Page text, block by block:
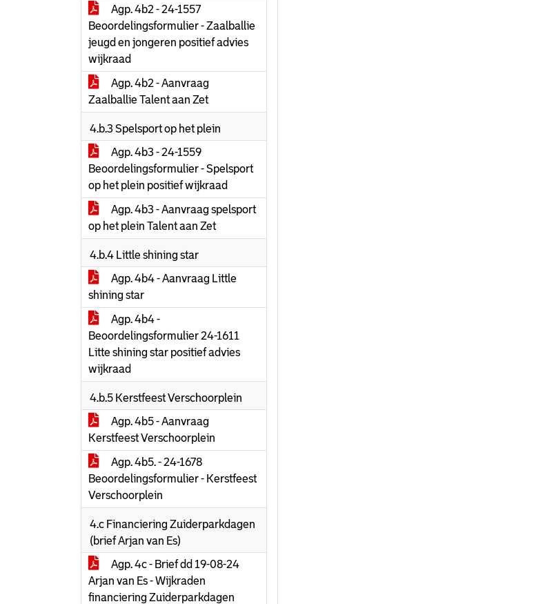
Agp. 4b2 - 24-1557
Beoordelingsformulier - Zaalballie
jeugd en jongeren positief advies
wijkraad
Agp. 4b2 - Aanvraag
Zaalballie Talent aan Zet
4.b.3 Spelsport op het plein
Agp. 4b3 - 24-1559
Beoordelingsformulier - Spelsport
op het plein positief wijkraad
Agp. 4b3 - Aanvraag spelsport
op het plein Talent aan Zet
4.b.4 Little shining star
Agp. 4b4 - Aanvraag Little
shining star
Agp. 4b4 -
Beoordelingsformulier 24-1611
Litte shining star positief advies
wijkraad
4.b.5 Kerstfeest Verschoorplein
Agp. 4b5 - Aanvraag
Kerstfeest Verschoorplein
Agp. 4b5. - 24-1678
Beoordelingsformulier - Kerstfeest
Verschoorplein
4.c Financiering Zuiderparkdagen
(brief Arjan van Es)
Agp. 4c - Brief dd 19-08-24
Arjan van Es - Wijkraden
financiering Zuiderparkdagen